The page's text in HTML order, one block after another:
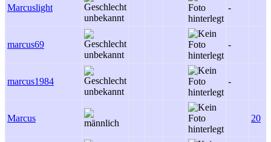
Marcuslight -
marcus69 -
marcus1984 -
Marcus 20